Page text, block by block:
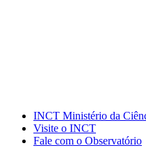
INCT Ministério da
Visite o INCT
Fale com o Observatório